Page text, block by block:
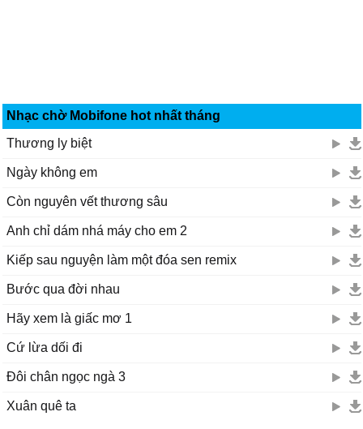
Nhạc chờ Mobifone hot nhất tháng
Thương ly biệt
Ngày không em
Còn nguyên vết thương sâu
Anh chỉ dám nhá máy cho em 2
Kiếp sau nguyện làm một đóa sen remix
Bước qua đời nhau
Hãy xem là giấc mơ 1
Cứ lừa dối đi
Đôi chân ngọc ngà 3
Xuân quê ta